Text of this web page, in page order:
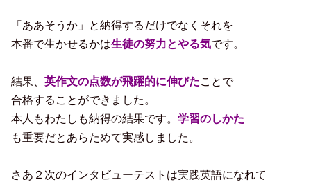
「ああそうか」と納得するだけでなくそれを
本番で生かせるかは生徒の努力とやる気です。
結果、 英作文の点数が飛躍的に伸びたことで
合格することができました。
本人もわたしも納得の結果です。 学習のしかた
も重要だとあらためて実感しました。
さあ２次のインタビューテストは実践英語になれて